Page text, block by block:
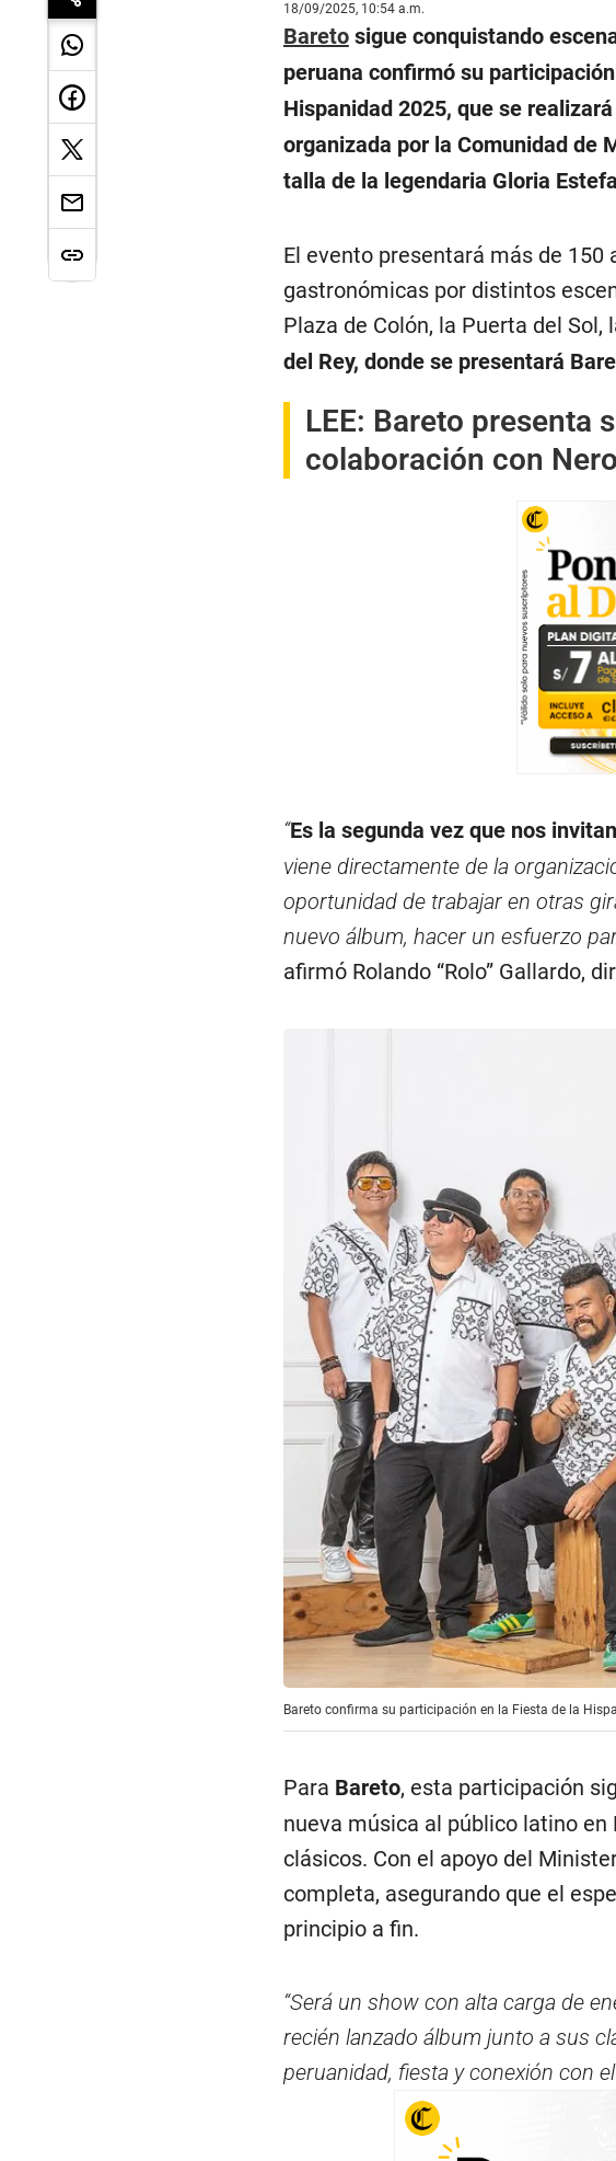
18/09/2025, 10:54 a.m.
Baretosigue conquistando
peruana confirmó su
Hispanidad 2025, que se
organizada por la Comunidad de
talla de la legendaria Gloria
El evento presentará más de
gastronómicas por distintos
Plaza de Colón, la Puerta del Sol,
del Rey, donde se presentará
LEE: Bareto presenta
colaboración con
“Es la segunda vez que nos
viene directamente de la
oportunidad de trabajar en otras
nuevo álbum, hacer un esfuerzo
afirmó Rolando “Rolo” Gallardo,
Bareto confirma su participación en la Fiesta de la
Para Bareto, esta participación
nueva música al público latino
clásicos. Con el apoyo del
completa, asegurando que el
principio a fin.
“Será un show con alta carga de
recién lanzado álbum junto a sus
peruanidad, fiesta y conexión con